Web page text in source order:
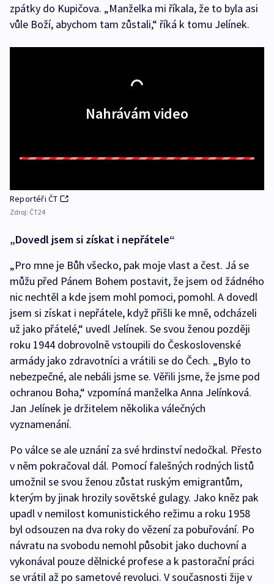
zpátky do Kupičova. „Manželka mi říkala, že to byla asi
vůle Boží, abychom tam zůstali,“ říká k tomu Jelínek.
Nahrávám video
Reportéři ČT
Zdroj: ČT24
„Dovedl jsem si získat i nepřátele“
„Pro mne je Bůh všecko, pak moje vlast a čest. Já se
můžu před Pánem Bohem postavit, že jsem od žádného
nic nechtěl a kde jsem mohl pomoci, pomohl. A dovedl
jsem si získat i nepřátele, když přišli ke mně, odcházeli
už jako přátelé,“ uvedl Jelínek. Se svou ženou později
roku 1944 dobrovolně vstoupili do Československé
armády jako zdravotníci a vrátili se do Čech. „Bylo to
nebezpečné, ale nebáli jsme se. Věřili jsme, že jsme pod
ochranou Boha,“ vzpomíná manželka Anna Jelínková.
Jan Jelínek je držitelem několika válečných
vyznamenání.
Po válce se ale uznání za své hrdinství nedočkal. Přesto
v něm pokračoval dál. Pomocí falešných rodných listů
umožnil se svou ženou zůstat ruským emigrantům,
kterým by jinak hrozily sovětské gulagy. Jako kněz pak
upadl v nemilost komunistického režimu a roku 1958
byl odsouzen na dva roky do vězení za pobuřování. Po
návratu na svobodu nemohl působit jako duchovní a
vykonával pouze dělnické profese a k pastorační práci
se vrátil až po sametové revoluci. V současnosti žije v